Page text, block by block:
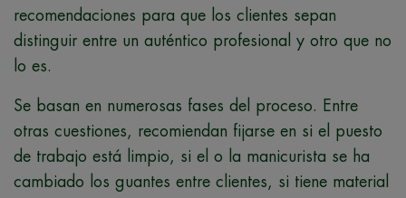
recomendaciones para que los clientes sepan
distinguir entre un auténtico profesional y otro que no
lo es.
Se basan en numerosas fases del proceso. Entre
otras cuestiones, recomiendan fijarse en si el puesto
de trabajo está limpio, si el o la manicurista se ha
cambiado los guantes entre clientes, si tiene material